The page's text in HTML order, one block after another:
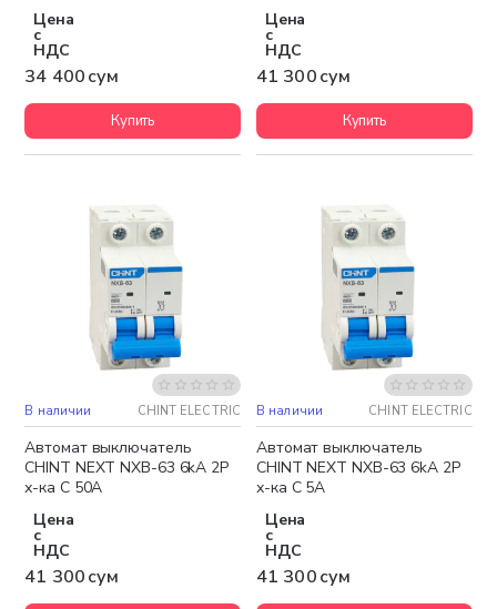
Цена
с
НДС
34 400 сум
Купить
Цена
с
НДС
41 300 сум
Купить
В наличии CHINT ELECTRIC
Автомат выключатель
CHINT NEXT NXB-63 6kA 2P
х-ка C 50A
Цена
с
НДС
41 300 сум
В наличии CHINT ELECTRIC
Автомат выключатель
CHINT NEXT NXB-63 6kA 2P
х-ка C 5A
Цена
с
НДС
41 300 сум